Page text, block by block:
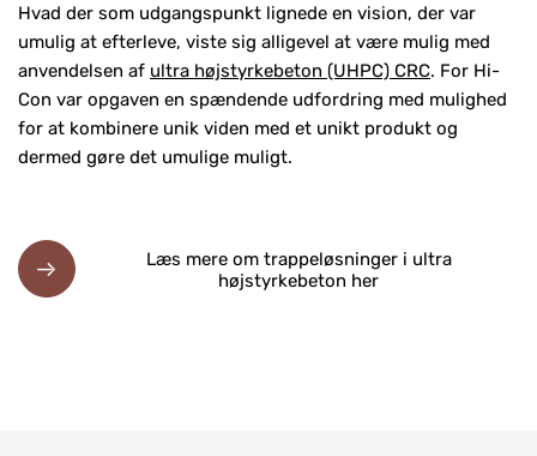
Hvad der som udgangspunkt lignede en vision, der var
umulig at efterleve, viste sig alligevel at være mulig med
anvendelsen af ultra højstyrkebeton (UHPC) CRC. For Hi-
Con var opgaven en spændende udfordring med mulighed
for at kombinere unik viden med et unikt produkt og
dermed gøre det umulige muligt.
Læs mere om trappeløsninger i ultra
højstyrkebeton her